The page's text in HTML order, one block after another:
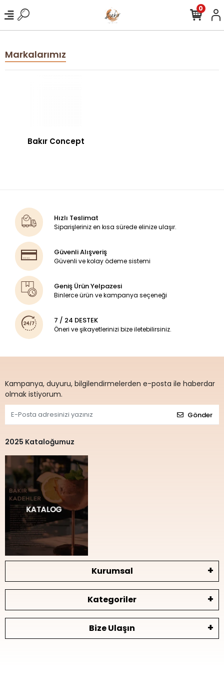
0
Markalarımız
Bakır Concept
Hızlı Teslimat
Siparişleriniz en kısa sürede elinize ulaşır.
Güvenli Alışveriş
Güvenli ve kolay ödeme sistemi
Geniş Ürün Yelpazesi
Binlerce ürün ve kampanya seçeneği
7 / 24 DESTEK
Öneri ve şikayetlerinizi bize iletebilirsiniz.
Kampanya, duyuru, bilgilendirmelerden e-posta ile haberdar
olmak istiyorum.
Gönder
2025 Kataloğumuz
Kurumsal
Kategoriler
Bize Ulaşın